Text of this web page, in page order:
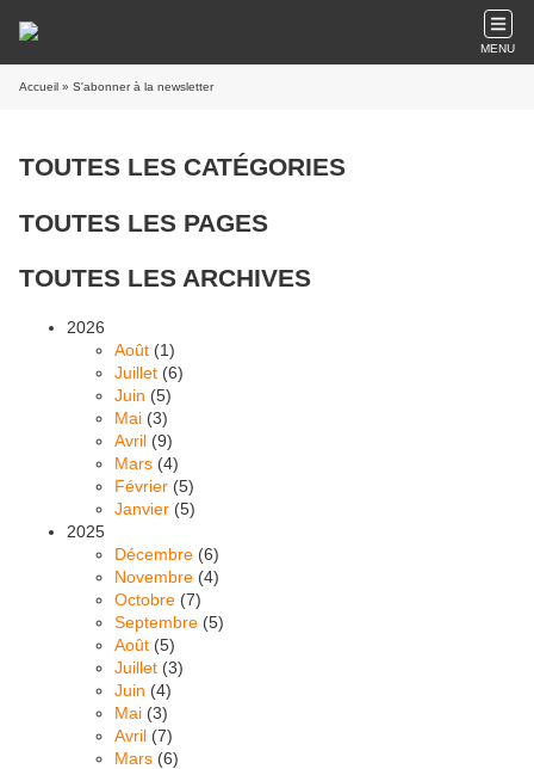
MENU
Accueil » S'abonner à la newsletter
TOUTES LES CATÉGORIES
TOUTES LES PAGES
TOUTES LES ARCHIVES
2026
Août (1)
Juillet (6)
Juin (5)
Mai (3)
Avril (9)
Mars (4)
Février (5)
Janvier (5)
2025
Décembre (6)
Novembre (4)
Octobre (7)
Septembre (5)
Août (5)
Juillet (3)
Juin (4)
Mai (3)
Avril (7)
Mars (6)